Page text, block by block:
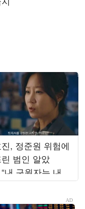
, 정준원 위험에
범인 알았
내 구원자는 내
(‘유부녀 킬러’)